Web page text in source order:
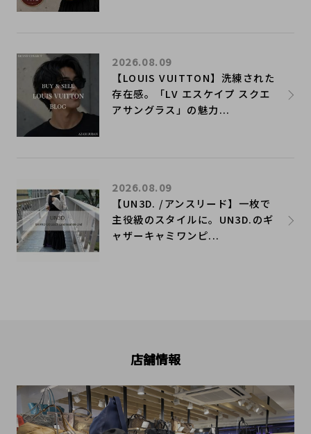
【LOUIS VUITTON】洗練された
存在感。「LV エスケイプ スクエ
アサングラス」の魅力...
2026.08.09
【UN3D. /アンスリード】一枚で
主役級のスタイルに。UN3D.のギ
ャザーキャミワンピ...
2026.08.09
店舗情報